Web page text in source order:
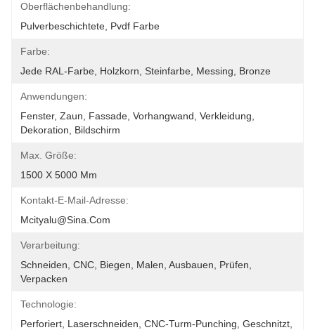
Oberflächenbehandlung:
Pulverbeschichtete, Pvdf Farbe
Farbe:
Jede RAL-Farbe, Holzkorn, Steinfarbe, Messing, Bronze
Anwendungen:
Fenster, Zaun, Fassade, Vorhangwand, Verkleidung,
Dekoration, Bildschirm
Max. Größe:
1500 X 5000 Mm
Kontakt-E-Mail-Adresse:
Mcityalu@sina.com
Verarbeitung:
Schneiden, CNC, Biegen, Malen, Ausbauen, Prüfen,
Verpacken
Technologie:
Perforiert, Laserschneiden, CNC-Turm-Punching, Geschnitzt,